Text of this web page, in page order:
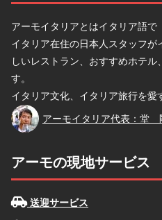
アーモイタリアとはイタリア語で
イタリア在住の日本人スタッフ
しいレストラン、おすすめホテル
す。
イタリア文化、イタリア旅行を愛
堂
アーモイタリア代表：堂
アーモの現地サービス
送迎サービス